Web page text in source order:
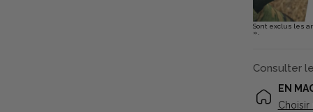
Sont exclus les
».
Consulter
EN